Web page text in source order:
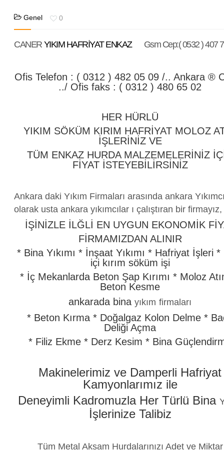
Genel 0
CANER YIKIM HAFRİYAT ENKAZ Gsm Cep:( 0532 ) 407
Ofis Telefon : ( 0312 ) 482 05 09 /.. Ankara ®
../ Ofis faks : ( 0312 ) 480 65 02
HER HÜRLÜ
YIKIM SÖKÜM KIRIM HAFRİYAT MOLOZ
İŞLERİNİZ VE
TÜM ENKAZ HURDA MALZEMELERİNİZ
FİYAT İSTEYEBİLİRSİNİZ
Ankara daki Yıkım Firmaları arasında ankara
olarak usta ankara yıkımcılar ı çalıştıran bir firmayız,
İŞİNİZLE İLĞLİ EN UYGUN EKONOMİK
FİRMAMIZDAN ALINIR
* Bina Yıkımı * İnşaat Yıkımı * Hafriyat İşleri *
içi kırım söküm işi
* İç Mekanlarda Beton Şap Kırımı * Moloz
Beton Kesme
ankarada bina yıkım firmaları
* Beton Kırma * Doğalgaz Kolon Delme *
Deliği Açma
* Filiz Ekme * Derz Kesim * Bina
Makinelerimiz ve Damperli Hafriyat
Kamyonlarımız ile
Deneyimli Kadromuzla Her Türlü Bina
İşlerinize Talibiz
Tüm Metal Aksam Hurdalarınızı Adet ve Miktar